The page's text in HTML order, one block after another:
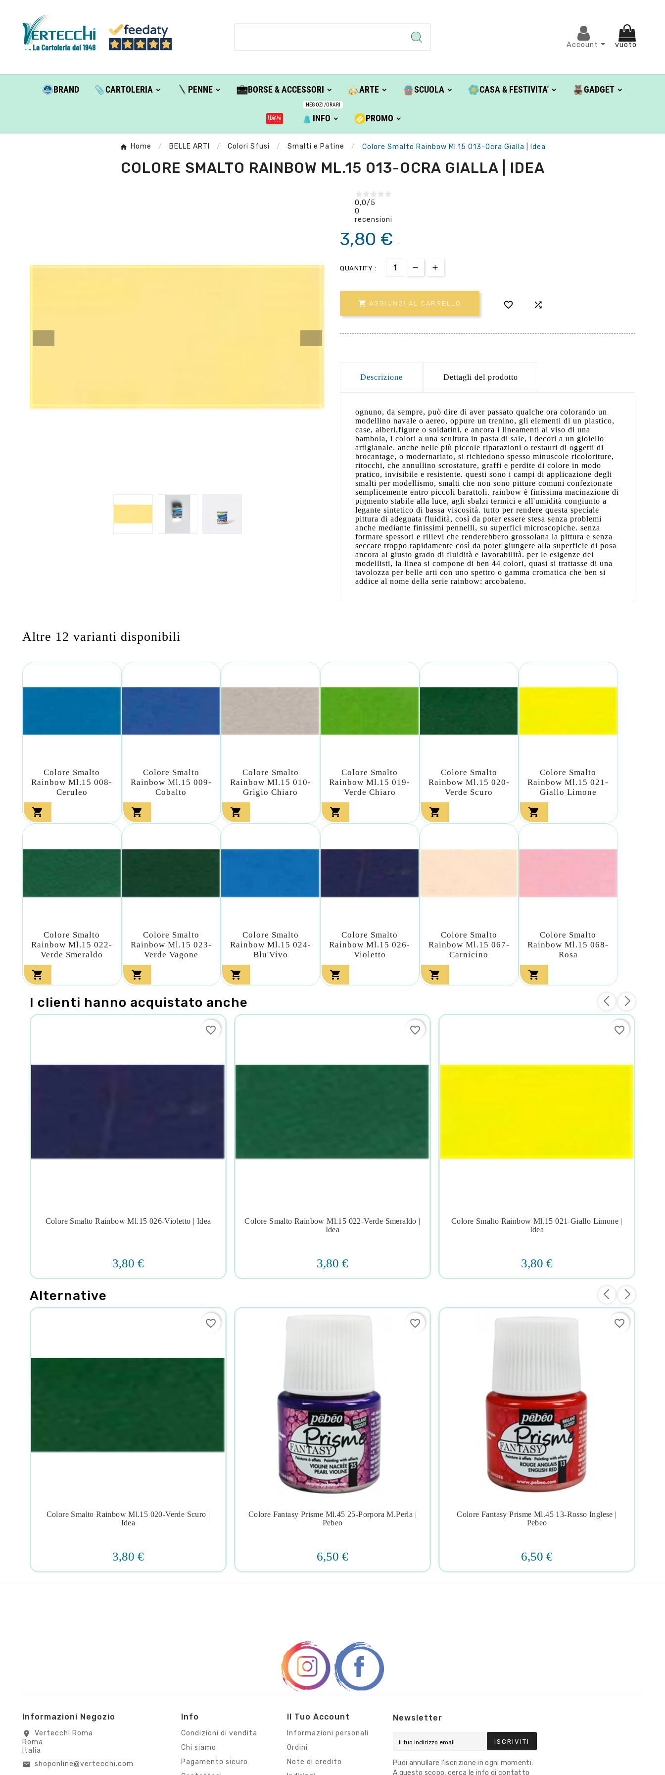
Account vuoto
BRAND CARTOLERIA PENNE BORSE & ACCESSORI ARTE SCUOLA CASA & FESTIVITA' GADGET
INFO
NEGOZI/ORARI
PROMO
Home BELLE ARTI Colori Sfusi Smalti e Patine Colore Smalto Rainbow Ml.15 013-Ocra Gialla | Idea
COLORE SMALTO RAINBOW ML.15 013-OCRA GIALLA | IDEA
0,0/5
0
recensioni
3,80 €
QUANTITY :
 AGGIUNGI AL CARRELLO  
Descrizione Dettagli del prodotto
ognuno, da sempre, può dire di aver passato qualche ora colorando un
modellino navale o aereo, oppure un trenino, gli elementi di un plastico,
case, alberi,figure o soldatini, e ancora i lineamenti al viso di una
bambola, i colori a una scultura in pasta di sale, i decori a un gioiello
artigianale. anche nelle più piccole riparazioni o restauri di oggetti di
brocantage, o modernariato, si richiedono spesso minuscole ricoloriture,
ritocchi, che annullino scrostature, graffi e perdite di colore in modo
pratico, invisibile e resistente. questi sono i campi di applicazione degli
smalti per modellismo, smalti che non sono pitture comuni confezionate
semplicemente entro piccoli barattoli. rainbow è finissima macinazione di
pigmento stabile alla luce, agli sbalzi termici e all'umidità congiunto a
legante sintetico di bassa viscosità. tutto per rendere questa speciale
pittura di adeguata fluidità, così da poter essere stesa senza problemi
anche mediante finissimi pennelli, su superfici microscopiche. senza
formare spessori e rilievi che renderebbero grossolana la pittura e senza
seccare troppo rapidamente così da poter giungere alla superficie di posa
ancora al giusto grado di fluidità e lavorabilità. per le esigenze dei
modellisti, la linea si compone di ben 44 colori, quasi si trattasse di una
tavolozza per belle arti con uno spettro o gamma cromatica che ben si
addice al nome della serie rainbow: arcobaleno.
Altre 12 varianti disponibili
Colore Smalto
Rainbow Ml.15 008-
Ceruleo

Colore Smalto
Rainbow Ml.15 009-
Cobalto

Colore Smalto
Rainbow Ml.15 010-
Grigio Chiaro

Colore Smalto
Rainbow Ml.15 019-
Verde Chiaro

Colore Smalto
Rainbow Ml.15 020-
Verde Scuro

Colore Smalto
Rainbow Ml.15 021-
Giallo Limone

Colore Smalto
Rainbow Ml.15 022-
Verde Smeraldo

Colore Smalto
Rainbow Ml.15 023-
Verde Vagone

Colore Smalto
Rainbow Ml.15 024-
Blu'Vivo

Colore Smalto
Rainbow Ml.15 026-
Violetto

Colore Smalto
Rainbow Ml.15 067-
Carnicino

Colore Smalto
Rainbow Ml.15 068-
Rosa

I clienti hanno acquistato anche
Colore Smalto Rainbow Ml.15 026-Violetto | Idea
3,80 €
favorite_border

Colore Smalto Rainbow Ml.15 022-Verde Smeraldo |
Idea
3,80 €
favorite_border

Colore Smalto Rainbow Ml.15 021-Giallo Limone |
Idea
3,80 €
favorite_border
Alternative

Colore Smalto Rainbow Ml.15 020-Verde Scuro |
Idea
3,80 €
favorite_border
   
Colore Fantasy Prisme Ml.45 25-Porpora M.perla |
Pebeo
6,50 €
favorite_border
  
Colore Fantasy Prisme Ml.45 13-Rosso Inglese |
Pebeo
6,50 €
favorite_border
Informazioni Negozio
location_on
Vertecchi Roma
Roma
Italia
email shoponline@vertecchi.com
Info
Condizioni di vendita
Chi siamo
Pagamento sicuro
Il Tuo Account
Informazioni personali
Ordini
Note di credito
Newsletter
ISCRIVITI
Puoi annullare l'iscrizione in ogni momenti.
A questo scopo, cerca le info di contatto